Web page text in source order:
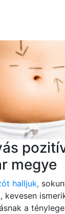
megye
halljuk,
kevesen
a